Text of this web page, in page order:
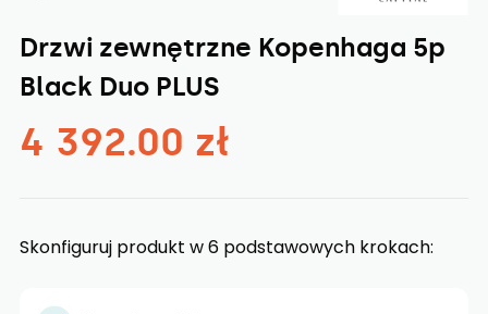
Drzwi zewnętrzne Kopenhaga 5p
Black Duo PLUS
4 392.00 zł
Skonfiguruj produkt w 6 podstawowych krokach: